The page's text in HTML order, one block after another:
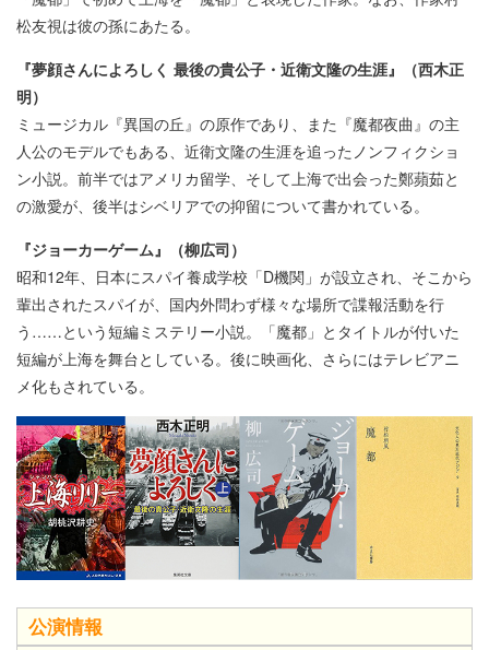
松友視は彼の孫にあたる。
『夢顔さんによろしく 最後の貴公子・近衛文隆の生涯』（西木正
明）
ミュージカル『異国の丘』の原作であり、また『魔都夜曲』の主
人公のモデルでもある、近衛文隆の生涯を追ったノンフィクショ
ン小説。前半ではアメリカ留学、そして上海で出会った鄭蘋茹と
の激愛が、後半はシベリアでの抑留について書かれている。
『ジョーカーゲーム』（柳広司）
昭和12年、日本にスパイ養成学校「D機関」が設立され、そこから
輩出されたスパイが、国内外問わず様々な場所で諜報活動を行
う……という短編ミステリー小説。「魔都」とタイトルが付いた
短編が上海を舞台としている。後に映画化、さらにはテレビアニ
メ化もされている。
公演情報